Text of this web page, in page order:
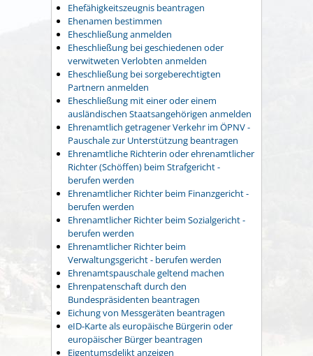
Ehefähigkeitszeugnis beantragen
Ehenamen bestimmen
Eheschließung anmelden
Eheschließung bei geschiedenen oder
verwitweten Verlobten anmelden
Eheschließung bei sorgeberechtigten
Partnern anmelden
Eheschließung mit einer oder einem
ausländischen Staatsangehörigen anmelden
Ehrenamtlich getragener Verkehr im ÖPNV -
Pauschale zur Unterstützung beantragen
Ehrenamtliche Richterin oder ehrenamtlicher
Richter (Schöffen) beim Strafgericht -
berufen werden
Ehrenamtlicher Richter beim Finanzgericht -
berufen werden
Ehrenamtlicher Richter beim Sozialgericht -
berufen werden
Ehrenamtlicher Richter beim
Verwaltungsgericht - berufen werden
Ehrenamtspauschale geltend machen
Ehrenpatenschaft durch den
Bundespräsidenten beantragen
Eichung von Messgeräten beantragen
eID-Karte als europäische Bürgerin oder
europäischer Bürger beantragen
Eigentumsdelikt anzeigen